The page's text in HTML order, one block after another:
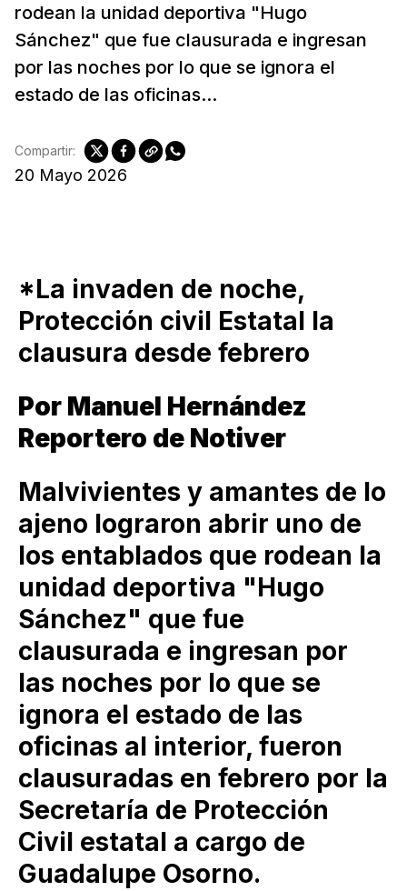
rodean la unidad deportiva "Hugo
Sánchez" que fue clausurada e ingresan
por las noches por lo que se ignora el
estado de las oficinas...
20 Mayo 2026
Compartir:
*La invaden de noche,
Protección civil Estatal la
clausura desde febrero
Por Manuel Hernández
Reportero de Notiver
Malvivientes y amantes de lo
ajeno lograron abrir uno de
los entablados que rodean la
unidad deportiva "Hugo
Sánchez" que fue
clausurada e ingresan por
las noches por lo que se
ignora el estado de las
oficinas al interior, fueron
clausuradas en febrero por la
Secretaría de Protección
Civil estatal a cargo de
Guadalupe Osorno.